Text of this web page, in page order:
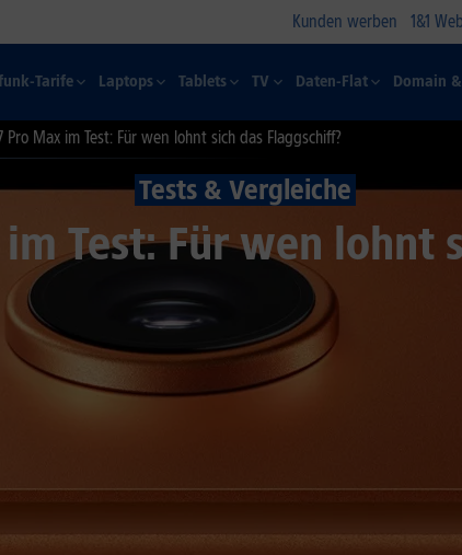
Kunden werben 1&1
Tarife Laptops Tablets TV Daten-Flat Domain
Pro Max im Test: Für wen lohnt sich das Flaggschiff?
Tests & Vergleiche
Test: Für wen lohnt